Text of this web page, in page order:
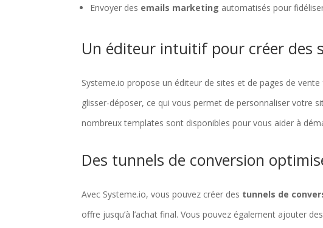
Envoyer des emails marketing automatisés pour
Un éditeur intuitif pour créer des
Systeme.io propose un éditeur de sites et de pages de
glisser-déposer, ce qui vous permet de personnaliser votre
nombreux templates sont disponibles pour vous aider à
Des tunnels de conversion
Avec Systeme.io, vous pouvez créer des tunnels de
offre jusqu’à l’achat final. Vous pouvez également ajouter